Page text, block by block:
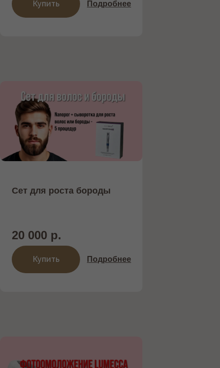
Подробнее
Купить
Подробнее
20 000 р.
Сет для роста бороды
Купить
НОВЫЙ АППАРАТ INMODE С
Представляем новейший аппарат
INMODE , объединяющий
микроигольчатый RF-лифтинг
Morpheus 8 и фотоомоложение с ...
Подробнее